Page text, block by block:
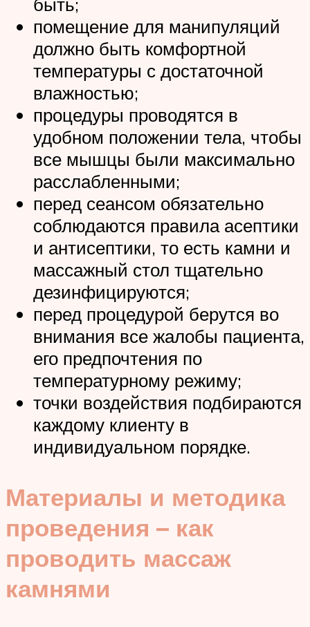
помещение для манипуляций
должно быть комфортной
температуры с достаточной
влажностью;
процедуры проводятся в
удобном положении тела, чтобы
все мышцы были максимально
расслабленными;
перед сеансом обязательно
соблюдаются правила асептики
и антисептики, то есть камни и
массажный стол тщательно
дезинфицируются;
перед процедурой берутся во
внимания все жалобы пациента,
его предпочтения по
температурному режиму;
точки воздействия подбираются
каждому клиенту в
индивидуальном порядке.
Материалы и методика
проведения – как
проводить массаж
камнями